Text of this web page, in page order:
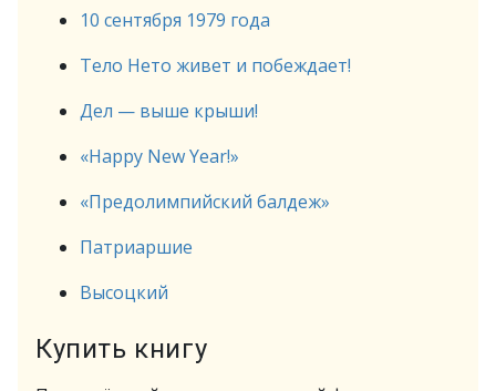
10 сентября 1979 года
Тело Нето живет и побеждает!
Дел — выше крыши!
«Happy New Year!»
«Предолимпийский балдеж»
Патриаршие
Высоцкий
Купить книгу